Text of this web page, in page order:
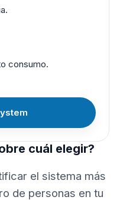
consumo.
cuál elegir?
el sistema más
de personas en tu